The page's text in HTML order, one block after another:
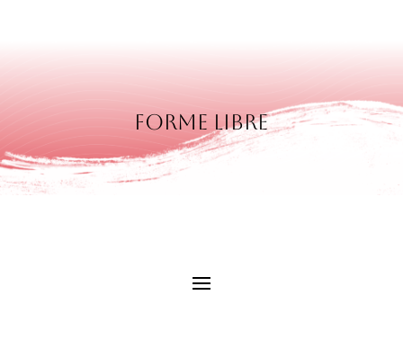
Forme libre